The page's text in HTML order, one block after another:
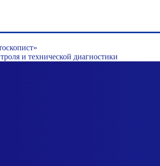
и технической диагностики